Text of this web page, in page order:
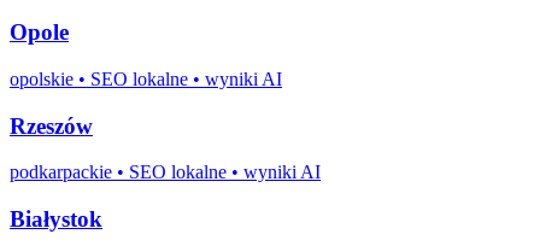
Opole
opolskie • SEO lokalne • wyniki AI
Rzeszów
podkarpackie • SEO lokalne • wyniki AI
Białystok